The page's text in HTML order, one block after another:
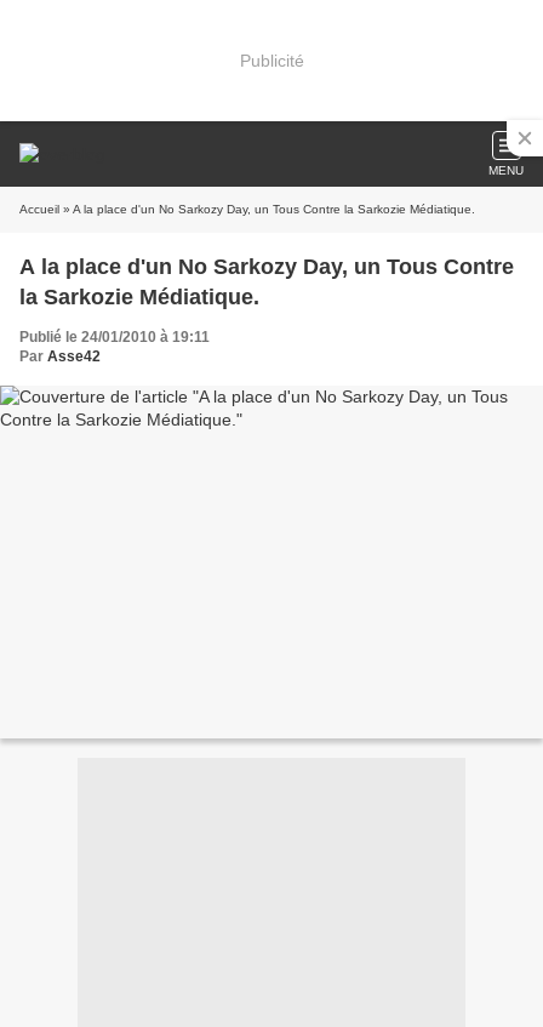
Publicité
MENU
Accueil » A la place d'un No Sarkozy Day, un Tous Contre la Sarkozie Médiatique.
A la place d'un No Sarkozy Day, un Tous Contre
la Sarkozie Médiatique.
Publié le 24/01/2010 à 19:11
Par Asse42